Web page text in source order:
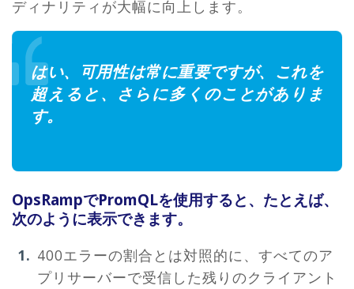
ディナリティが大幅に向上します。
はい、可用性は常に重要ですが、これを
超えると、さらに多くのことがありま
す。
OpsRampでPromQLを使用すると、たとえば、
次のように表示できます。
400エラーの割合とは対照的に、すべてのア
プリサーバーで受信した残りのクライアント